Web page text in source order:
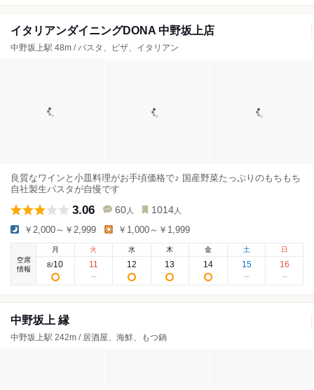
イタリアンダイニングDONA 中野坂上店
中野坂上駅 48m / パスタ、ピザ、イタリアン
良質なワインと小皿料理がお手頃価格で♪ 国産野菜たっぷりのもちもち
自社製生パスタが自慢です
3.06 60 人 1014 人
￥2,000～￥2,999 ￥1,000～￥1,999
空席
情報
月
8/10
火
11
水
12
木
13
金
14
土
15
日
16
中野坂上 縁
中野坂上駅 242m / 居酒屋、海鮮、もつ鍋